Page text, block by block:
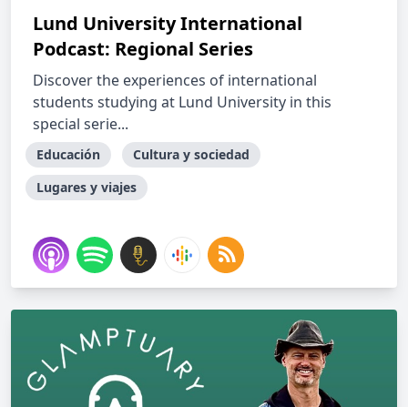
Lund University International
Podcast: Regional Series
Discover the experiences of international
students studying at Lund University in this
special serie...
Educación
Cultura y sociedad
Lugares y viajes